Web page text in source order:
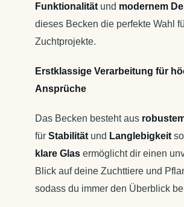
Funktionalität und modernem
dieses Becken die perfekte Wahl
Zuchtprojekte.
Erstklassige Verarbeitung für
Ansprüche
Das Becken besteht aus
für Stabilität und Langlebigkeit
klare Glas ermöglicht dir einen
Blick auf deine Zuchttiere und
sodass du immer den Überblick